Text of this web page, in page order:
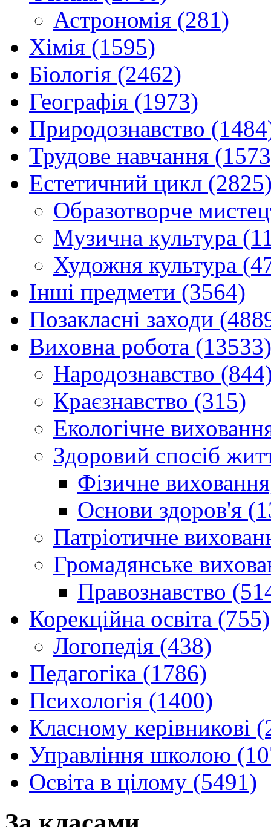
Астрономія (281)
Хімія (1595)
Біологія (2462)
Географія (1973)
Природознавство
Трудове навчання
Естетичний цикл
Образотворче
Музична культура
Художня культура
Інші предмети (3564)
Позакласні заходи
Виховна робота (13533)
Народознавство
Краєзнавство (315)
Екологічне
Здоровий спосіб
Фізичне
Основи здоров'я
Патріотичне
Громадянське
Правознавство
Корекційна освіта (755)
Логопедія (438)
Педагогіка (1786)
Психологія (1400)
Класному керівникові
Управління школою
Освіта в цілому (5491)